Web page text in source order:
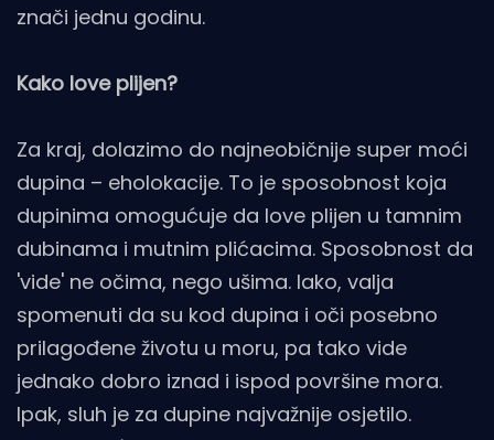
znači jednu godinu.
Kako love plijen?
Za kraj, dolazimo do najneobičnije super moći
dupina – eholokacije. To je sposobnost koja
dupinima omogućuje da love plijen u tamnim
dubinama i mutnim plićacima. Sposobnost da
'vide' ne očima, nego ušima. Iako, valja
spomenuti da su kod dupina i oči posebno
prilagođene životu u moru, pa tako vide
jednako dobro iznad i ispod površine mora.
Ipak, sluh je za dupine najvažnije osjetilo.